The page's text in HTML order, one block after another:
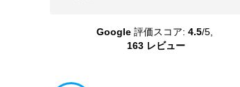
な問題を精神的負担も軽くしていただ
き乗り越えることができました 本当
Google 評価スコア: 4.5/5,
163 レビュー